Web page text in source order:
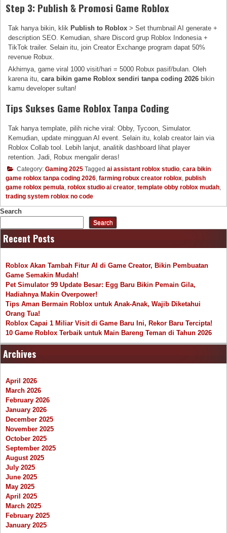
Step 3: Publish & Promosi Game Roblox
Tak hanya bikin, klik Publish to Roblox > Set thumbnail AI generate +
description SEO. Kemudian, share Discord grup Roblox Indonesia +
TikTok trailer. Selain itu, join Creator Exchange program dapat 50%
revenue Robux.
Akhirnya, game viral 1000 visit/hari = 5000 Robux pasif/bulan. Oleh
karena itu,cara bikin game Roblox sendiri tanpa coding 2026 bikin
kamu developer sultan!
Tips Sukses Game Roblox Tanpa Coding
Tak hanya template, pilih niche viral: Obby, Tycoon, Simulator.
Kemudian, update mingguan AI event. Selain itu, kolab creator lain via
Roblox Collab tool. Lebih lanjut, analitik dashboard lihat player
retention. Jadi, Robux mengalir deras!
Category: Gaming 2025 Tagged ai assistant roblox studio, cara bikin
game roblox tanpa coding 2026, farming robux creator roblox, publish
game roblox pemula, roblox studio ai creator, template obby roblox mudah,
trading system roblox no code
Search
Search
Recent Posts
Roblox Akan Tambah Fitur AI di Game Creator, Bikin Pembuatan
Game Semakin Mudah!
Pet Simulator 99 Update Besar: Egg Baru Bikin Pemain Gila,
Hadiahnya Makin Overpower!
Tips Aman Bermain Roblox untuk Anak-Anak, Wajib Diketahui
Orang Tua!
Roblox Capai 1 Miliar Visit di Game Baru Ini, Rekor Baru Tercipta!
10 Game Roblox Terbaik untuk Main Bareng Teman di Tahun 2026
Archives
April 2026
March 2026
February 2026
January 2026
December 2025
November 2025
October 2025
September 2025
August 2025
July 2025
June 2025
May 2025
April 2025
March 2025
February 2025
January 2025